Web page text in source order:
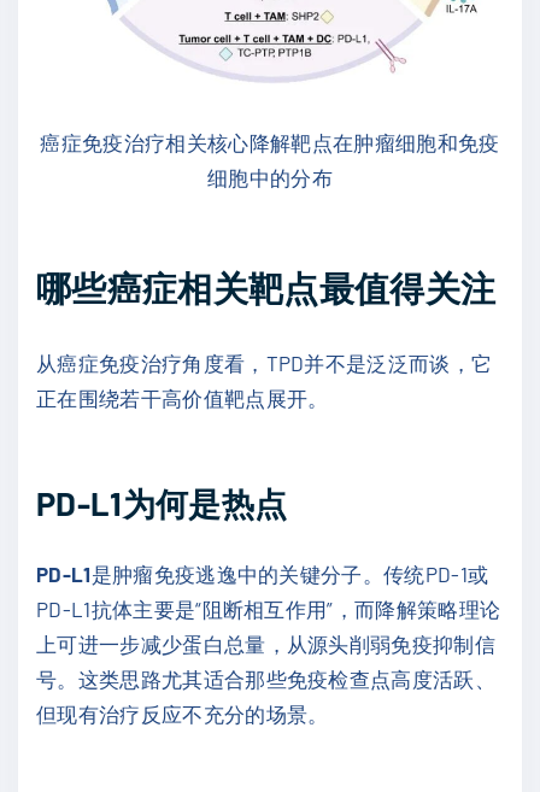
癌症免疫治疗相关核心降解靶点在肿瘤细胞和免疫
细胞中的分布
哪些癌症相关靶点最值得关注
从癌症免疫治疗角度看，TPD并不是泛泛而谈，它
正在围绕若干高价值靶点展开。
PD-L1为何是热点
PD-L1是肿瘤免疫逃逸中的关键分子。传统PD-1或
PD-L1抗体主要是“阻断相互作用”，而降解策略理论
上可进一步减少蛋白总量，从源头削弱免疫抑制信
号。这类思路尤其适合那些免疫检查点高度活跃、
但现有治疗反应不充分的场景。